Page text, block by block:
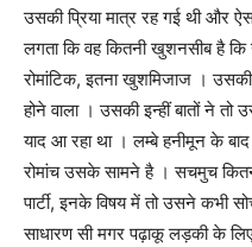
उसकी प्रिया मात्र रह गई थी और
लगता कि वह कितनी खुशनसीब है
रोमांटिक,इतना खुशमिजाज ।
होने वाला । उसकी इन्हीं बातों ने
याद आ रहा था । लम्बे हनीमून के
रोमांच उसके सामने है । सचमुच
पार्टी,इनके विषय में तो उसने कभी
साधारण सी मगर पढ़ाकू लड़की के